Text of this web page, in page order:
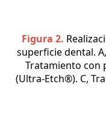
Figura 2.
superficie dental.
Tratamiento con
(Ultra-Etch®). C,